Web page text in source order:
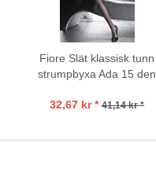
Fiore Slät klassisk tunn
strumpbyxa Ada 15 den
32,67 kr * 41,14 kr *